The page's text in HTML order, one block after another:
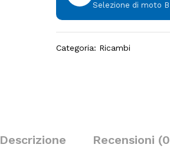
Selezione di moto
Categoria: Ricambi
Descrizione Recensioni